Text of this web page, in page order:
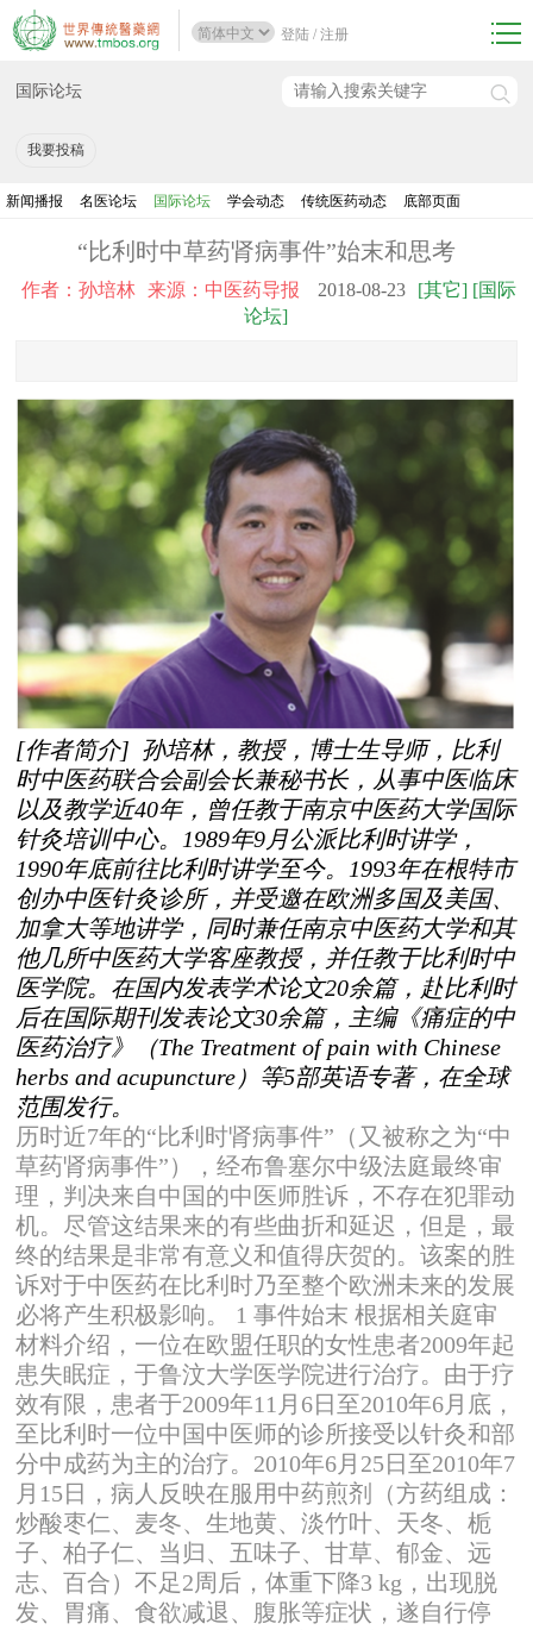
登陆 / 注册
国际论坛
我要投稿
新闻播报 名医论坛 国际论坛 学会动态 传统医药动态 底部页面
“比利时中草药肾病事件”始末和思考
作者：孙培林 来源：中医药导报 2018-08-23
[其它] [国际
论坛]
[作者简介] 孙培林，教授，博士生导师，比利
时中医药联合会副会长兼秘书长，从事中医临床
以及教学近40年，曾任教于南京中医药大学国际
针灸培训中心。1989年9月公派比利时讲学，
1990年底前往比利时讲学至今。1993年在根特市
创办中医针灸诊所，并受邀在欧洲多国及美国、
加拿大等地讲学，同时兼任南京中医药大学和其
他几所中医药大学客座教授，并任教于比利时中
医学院。在国内发表学术论文20余篇，赴比利时
后在国际期刊发表论文30余篇，主编《痛症的中
医药治疗》（The Treatment of pain with Chinese
herbs and acupuncture）等5部英语专著，在全球
范围发行。
历时近7年的“比利时肾病事件”（又被称之为“中草药肾病事件”），经布鲁塞尔中级法庭最终审理，判决来自中国的中医师胜诉，不存在犯罪动机。尽管这结果来的有些曲折和延迟，但是，最终的结果是非常有意义和值得庆贺的。该案的胜诉对于中医药在比利时乃至整个欧洲未来的发展必将产生积极影响。 1 事件始末 根据相关庭审材料介绍，一位在欧盟任职的女性患者2009年起患失眠症，于鲁汶大学医学院进行治疗。由于疗效有限，患者于2009年11月6日至2010年6月底，至比利时一位中国中医师的诊所接受以针灸和部分中成药为主的治疗。2010年6月25日至2010年7月15日，病人反映在服用中药煎剂（方药组成：炒酸枣仁、麦冬、生地黄、淡竹叶、天冬、栀子、柏子仁、当归、五味子、甘草、郁金、远志、百合）不足2周后，体重下降3 kg，出现脱发、胃痛、食欲减退、腹胀等症状，遂自行停药。2010年8月，经家庭医生诊断为急性肾功能衰竭，并认为可能是中草药所致。2010年11月，经比利时肾病专家肾脏活检后确诊为“马兜铃酸导致的不可逆性肾病”，需要开始每日数次的肾透析治疗。这一病例事件在2011年1月21日汇报至比利时卫生和食品环境安全局，该局于2011年2月1日通知此病有95%的可能性是由于服用了含有马兜铃酸的中草药所致，并于2011年3月9日明确提出了是马兜铃酸引起。期间患者于2011年1月17日向警察局报案。根据病人向比利时媒体透漏得知，该病人于2013年夏将一侧坏死的肾脏摘除，并做了肾移植，同时另外一侧肾脏也由于同样原因患上肾癌，计划于2015年1月行肾移植。 在一审庭审辩论过程中，控方出示医生出具的相关肾病证明，检察官则出示了一份受法庭指定的、由鲁汶大学毒理学家Tytgat教授出具的检验报告，证明在送检一包含有上述中草药中检测到马兜铃酸成分，而在同时送检的另外3份也是患者从中医师处得到的中成药丸片剂，没有检测出这个成分，据此，控检方强有力地指控中国中医师对这件马兜铃酸中毒肾病事件负有不可推卸的责任，要求根据刑法第421条判处有期徒刑1年。此外，控检方提出索要高额赔偿并取消该中医医生的行医资格等要求。比利时媒体也跟踪报道了开庭庭审过程。从多家当地媒体报道来看，舆论偏向于控检方，既配上了照片，又有诸如“施毒者可被判入狱——患者由于草药摘除两个肾脏”[1]，“针灸师使用有毒草药可被判入狱”[2]，等等吸引眼球的标题，都对事件产生了舆论效应[3-4]。 比利时鲁汶法庭于2015年1月23日对此案进行了公开审理，列举了大量中国中医师的犯罪事实，如中国中医师知道购自英国伦敦的中药商曾有过因马兜铃酸事件被法庭判罚的在案记录，且知道这些中草药可能含有马兜铃酸或者被其污染，仍给病人服用，在病人反映服药不适，并出现了一些马兜铃酸中毒症状之后无动于衷，最终导致患者发生肾衰。法医已经证实患者患病时间与服用中草药的时间是相吻合的。所以，中国中医师犯罪事实确凿，极其严重，对无辜患者造成严重伤害，故判处中国中医师有期徒刑1年，缓刑3年，并附带一些其它惩罚和民事赔款。 从公布的一审判决书来看，法官对于该事件的判决具有比较明显的倾向性，因为判决书中基本上采用了控检方的证词和指责，而对于辩方律师的申诉和当事中医师的辩解基本没有被采用和信任，当事中医师对一审判决书存在诸多质疑。比如，明明当事人从英国订购了这批中草药，也具备订单和正式原始发票，在时间和内容上也吻合一致，并由辩护律师出示给了法庭，可是，在判决书中却出现了“当事医生对事件没有足够的认识，订药没有订单和发票，仅仅是通过电话订药，而且在收到订单时没有对所订中草药进行必要检查和确认就直接给病人服用。”此外，早于该事件数年前这家英国中草药公司发生的事件也被再次提及，当时这家正式注册的英国中草药公司收到通知规定，已经将可能含有马兜铃酸的龙胆泻肝丸做了仓库封存，停止对外销售，可是却被相关部门查获，并以该成药没有及时销毁为由上诉法庭，被罚款500多英镑。控方律师以此证明这家英国中药公司声誉不好，有不良资质记录，继而上升为该公司曾经也发生过马兜铃酸事件。而这些一面之词却被一审法庭采纳，作为犯罪证据。客观地讲，这两件事时间跨度上有数年之久，英国执法与判案也与本次事件没有因果关系。 另外的疑点还在对于患者处理的过程。尽管庭审中当事中医师在反驳控方指出的得知病情之后没有及时处理中指出，在服用中药近2周后，病人无任何不适，因此中医师继续向该英国中草药公司再次订货。如果病人当时就反映不适，中医师也不会贸然再给患者订货。随后患者反映不适，中医师立即嘱咐病人停药观察，并非患者自行停药。而一审的判决中却出现了中医师对患者服药出现的不良反应无动于衷的指责。 总之，上述来自控方的说辞都表现出当事中医师不负责任。 最关键的疑点还在于所有的检查报告和证明。家庭医生和法医在没有得到相关确凿证明之前为什么就得出患者的肾病是由于服用中草药导致的结论？肾病的产生可以由多种因素造成，所谓“中草药肾病”这一定义在学术界尚存争论，而先入为主的主观偏见对于整个事件的判断是不客观、不科学的。既然肾病学家得出的是“中草药肾病”这样一个结论，就需要有特别的依据支持这个结论，即在肾脏活检中找到马兜铃酸复合物，而缺少这个证据就不可能成立这个诊断。而且，在肾摘除之后的病理活检中检测到马兜铃酸复合物是最具说服力的证据之一，但是为什么辩方始终没有提供这个证明呢？缺乏这么重要的证据，法庭如何判定这就是“中草药肾病”的呢？ 至于鲁汶大学出示的在送检中草药中找到马兜铃酸的权威检测报告，既然使用了先进的高效液相色谱-二级管阵列检测、超快液相色谱-质谱检查方法，那么，根据这个结果自然就会得出定量分析的报告，并可以具体得出哪一味中草药含有马兜铃酸成分。无论是对患者还是对当事中医师，这份报告都是最关键的证据之一，必须具备科学性、准确性、客观性和可重复性原则，才经得起第三方的重复检验。令人遗憾的是这份权威报告上没有上述结果，却成为了法官判决支持当事中医师犯罪的有力证据。这里还必须指出的一个事实是，在鉴定马兜铃酸的过程中，人为的不当操作有时也会导致假阳性的出现，而为了证明不是人为的问题，只要重复实验就可证明，也就是说，在没有定量的前提下，极其细小的操作失误也会在草药标本中检测到马兜铃酸。 当事中医师最大的质疑在于量刑与处罚之间的本质区别。如果当事中医师有意违禁或者隐瞒使用禁药，那就如患者所指责的是明知故犯，属于犯罪行为。但是，如果是意外操作，或者是供货商供货出现的质量或是假冒伪劣产品，甚至所订购中草药被霉菌以及马兜铃酸污染，那最多只能算意外事故，应该追究供货商的责任，作为当事中医师也只能是属于民事纠纷，因为这个事件结果并非当事中医师可控范围，毕竟肉眼无法鉴定所订中草药是否含有马兜铃酸从而避免此事的发生。可是，判决结果却出乎意料之外。 一审的庭审中也出现了令人欣慰的一幕。由于控方无限夸大事件的性质，将其定性为一起明知故犯和刻意犯罪行为，主张法庭判处当事中医师的罪行，而当事中医师的医疗保险公司也借机推卸保险责任，但遭到了法官的拒绝。法官反驳保险公司的不担当行为，并判决他们需要支付保险金额。 2 往事回眸 布鲁塞尔肾病事件是偶然被发现的。事情的经过大致如下：1990—1992年，布鲁塞尔在短时间发生了多例年轻女性患有慢性间质性肾炎，从而引起了肾病科医生对流行病学的思考，因为从流行病学的角度来看，这类病人患病率不是很高。1989—1990年期间，每年有1例，1991年出现了3例，到了1992年上半年已经发生了6例病案。肾病科专家和流行病学专家进而对布鲁塞尔7个肾透析中心的数据进行了采集，在进一步调查中得知这些年轻女性都在同一个减肥诊所服用了减肥混合药物而导致肾间质性纤维化，而无肾小球肾炎。调查发现这个位于布鲁塞尔的诊所在过去15年一直进行减肥治疗，从未发生过任何医疗事故。可是，自从在原有的西药胶囊中加入了防己和厚朴的浓缩药粉之后，就出现了肾功能的损伤[6]。仅在布鲁塞尔自由大学肾病中心就有105例病人就诊。这些病人中有43例患有肾功能衰竭，其中有12例进行透析等待肾移植，31例成功进行了肾移植，其中30例进行了尸体肾移植，1例成功接受了丈夫的肾移植。 这是第一次发生大规模草药中毒事件，比利时该事件在国际范围内引起巨大轰动。大量科学数据最终证实导致肾病事件的罪魁祸首是马兜铃酸。1992年在事件发生和公布的同时，比利时政府部门当即作出严禁厚朴和防己在比利时进口、流通和临床使用。此次事件之后，2000年6月8日比利时医学研究者Nortier等人[5]在《新英格兰医学杂志》发表了一篇题为《泌尿系统癌症与服用中药（广防己）有关》的研究报告，国际媒体上也不时出现“中药可能致癌”等危言耸听的报道，美国食品和药品管理局（FDA）同时在网上列出了防己等数十种含有马兜铃酸的草药和相关产品，包括马兜铃、木通、木香等多味中草药和八正丸、当归四逆丸、跌打丸、龙胆泻肝丸、冠心苏合丸等14种中成药，并警告生产商、零售商、消费者这些草药有肾脏毒性和致癌风险[6]。一时间中药不安全的言论在国际范围内沸腾。 世界肾病医学界的一个新的医学名词——“中草药肾病”“比利时肾病事件”就是在这个背景下出现的。为此，来自中西医学界许多医生，如美国的李永明[7]、樊蓥、陆卫东和来自英国的马伯英[8]等在关键时刻挺身而出，捍卫中医药的声誉，并引起了西方医学界的共鸣。来自比利时安特卫普大学医学院的Marc E. De Broe教授就于2012年在《Kidney International》杂志上发表文章，支持取消使用中药来命名这个肾病，主张采用“马兜铃酸肾病”[9]。经过上述专家的争取，学术界一致通过，在国际权威专业书籍中也都使用“马兜铃酸肾病”这一名称。 “比利时肾病事件”过去近30年，在全世界范围之内也没有出现类似大规模的医疗事故。可见，当时比利时肾病事件仅仅是一个偶然巧合或者事故，无需拔高和夸大。中国是一个中草药使用大国，历史悠久，这些药物历代都在使用，中国的肾病发病率比国际肾病发病率低，这都表明这些中药是可以安全使用的[10]。尽管如此，“中药可能致癌”的新闻在比利时乃至整个西方国家仍然产生了很大的反响。1999年4月29日当时的比利时卫生部部长（We Colla）提议通过的针灸等4项替代医学立法草案就没有包括中草药的立法，将针灸从中医这个整体中割裂开来，其原因可能是所谓的“中草药不安全”。 3 现实遭遇 由于受到“中草药肾病”事件的消极影响，中医药在比利时的发展受到极大的限制，民众普遍对中医药，特别是中草药的安全性产生了质疑。在比利时很少有病人愿意服用中草药，即使中医医生反复解释和介绍，病人一旦向其家属或者家庭医生、专科医生提到服用中药时，均被告知它们不安全，要求立即停药，否则出现的任何副作用不予负责，吓得病人立刻停止服用。数十年来，比利时没有一家中草药商店，中医医生也大多靠针灸一种方式经营诊所。“比利时肾病事件”以来的20多年内，比利时中医学院的招生人数始终徘徊不升，中草药班的学生总是寥寥无几，往往多年招生空白，倒不是不认可中草药的疗效，而是对学习中草药的自信不够，担心稍有不慎酿成事故，不是坐牢就是判刑，顾虑风险太大，实在得不偿失。比利时各类中医针灸协会的人员也仅有不足400人，总体中医会员人数与荷兰相比低得多。1999年4月通过的针灸等替代医学的立法草案也在今年比利时卫生部部长的动议下正式停止实施。而在基本没有受到这个事件直接影响的邻国荷兰，中医药得到长足的进步，从业人员从20多年前的数百人发展到现在近4,000人，大小中医团体都在为传播中医药、服务民众的健康而努力。总之，所谓的“比利时中草药肾病事件”严重阻碍了中医药在比利时的发展，或许没有当年“比利时肾病事件”的消极影响，中医药在比利时甚至欧洲将会是另外一个局面和现状。 4 跨国合作 比利时中医药联合会会长林国明得知这个事情之后，对90年代发生于比利时肾病事件进行了分析，指出那次中药中毒事件纯粹是误服药物所致，医生将广防己误当成汉防己给病人长期服用而导致中毒，并不是按常规服用中药而导致的毒副作用。在没有禁止防己和厚朴中药的比利时附近国家，如德国、荷兰、法国、卢森堡等国，就没有服用中草药导致肾衰的报道。美国也尚没有一例中药导致肾衰的报道[4]。而这次当事医生的事件与上次事件没有任何关联，更不可能混为一谈。联合会的薛少敏和陶丽玲医生也给予了大力支持，林会长委托了副会长兼秘书长孙培林教授于2014年12月与当事医生联系，并积极支持上诉。当时的当事中医师的律师也分析了上诉的可能性，就一审判决情况来看，如果我们没有新的证据提交给法庭，二审还是会维持原判，也有对当事中医师加重判刑的可能。而就目前手上的材料来看，上诉的结果并不乐观。孙培林教授与当事中医师仔细探究了一审的判决结果，决定坚持上诉，并试图增强辩护律师团队。如果决定上诉就要进入一个比较长的周期应付法庭的调查和庭审，另外，聘请两位律师来辩护就会增加很大的律师费用的支出，也不符合以往先例。于是孙培林专门去找了比利时有关针灸协会的领导，并成功说服他们得到了批准。 随后孙培林教授将这次“比利时肾病事件”的消息通过各种媒体渠道，在全世界海外中医团体中发布，寻求专业指导和帮助，希望找出专业破绽和法律疏漏。消息一经发布立即得到了广泛的响应。各个专家教授在看完相关证词和判决之后，表示不接受这样不科学和不客观的判决。南京中医药大学教授蔡宝昌和中药鉴定学家潘阳，南京中医药大学海外校友杨观虎、周蕾、樊蓥、王天山、徐光丕、王久林等，以及来自海外的中医药专家李永明、田海河、马宁、魏辉、路玉滨、柳江华、张伟英、蔡剑和George He等从科学角度指出了马兜铃酸的检测过程和医学报告不够严谨和科学，认为仅凭这些检查报告和肾脏活检不足以证实病人的肾衰与服用这些中草药有直接关系，并强烈要求送第三方权威草药检测机构检测。美国的路玉滨教授首先开展募捐活动，对当事中医师给予经济支持。马宁教授立即将此事通知了国内的中医领导。柳江华和王天山教授从比利时马兜铃酸检测的报告方面指出了有待商榷之处。周蕾教授对比利时的“马兜铃酸检测报告“中的有关结论进行了反驳。张伟英老师将大家的中文稿翻译成了专业英语，杨观虎教授得到这个英语稿之后，专门请教了专业律师，请他提出修改意见并从法律角度回击控方的言论。英国的马伯英教授提供了数年前在英国马兜铃酸案件的相关法律报刊和证词发来，并特地要求来比利时为当事中国医生当庭辩护。如果当初没有这些同仁们的帮助，当事中医师极有可能再次败诉，可见，海外团结合作是赢得这场上诉的关键一步。很快，一份专业科学、客观公正的反驳证词形成并交给了辩护律师。 5 二审难点 当事中医师无法接受一审判决结果。根据法律规定，如果不服判决，就必须在规定时间内提出上诉，并提出充足的论据，否则表示完全接受判决和处罚。这不仅影响着当事医生的个人发展，对整个中医药在比利时发展都有极大的负面影响。 可是，要推翻一审的判决，就要推翻控检方的两份证明，一份是来自鲁汶大学医院的关于肾脏活检的报告，另外一份就是检测到马兜铃酸的报告。辩护律师曾经要求对方出示肾活检的详细报告，指出如果没有在活检组织中找到马兜铃酸就不能成立所谓“中草药肾病”之说，另外，还要求公布鲁汶大学的检测结果，并要求定量和重复检查，可惜都没有得到法庭的批准。看来这条推翻实验报告的途径已经被堵死，当前只能证明事发偶然，绝非刻意所做，尽量将刑事罪行变为一般民事纠纷。这也是一大难点，因为前面的二份报告已经将所谓的事实摆在了法官和大家的面前，再去否认只能是徒劳了。 在与律师商量讨论时，为了克服第二个难点，律师与当事中医师出示了大量的证据，作者与另外一个经验丰富的中草药专家也加入证人的行列，从侧面开始辩论和反驳：（1）当事医生是一位受过严格的专业训练和技能培养的国内大学毕业的中医师，并有丰富的临床经验，且当事医生没有任何其他一位患者患有这个疾病；（2）当事医生知道这些所用中药的使用规范，包括剂量都符合中药药典法规；（3）当事医生确信这些中草药不含有任何马兜铃酸，至于送检中草药中发现了马兜铃酸，可能来自本身检测过程中的污染，或者仓存运输过程中的污染，即使受到污染，也不是肉眼可以鉴别出来的，不在中医师可控范围内；（4）从2010年7月患者接受这些中草药到2011年6月27日出具的检测报告期间，有近1年，时间跨度很长，中草药在这段时间内也有被污染的可能；（5）被送检的这包中草药是直接从患者那里得到的，存在他人人为添加马兜铃酸的可能；（6）当事医生所订购中草药来自于英国正式注册的公司，符合欧盟相关法律规定；（7）马兜铃酸事件之后，从2000年起整个欧洲根本不可能允许含有马兜铃酸的中药进口，当事中医师也不可能进口到此类中草药；中国相关政府部门也于2004严禁含有马兜铃酸的中草药和中成药在国内市场销售和出口；（8）含有马兜铃酸的中草药一般用来治疗肥胖症、风湿和泌尿系统疾病，而该病人前来治疗失眠症，没有任何理由使用含有马兜铃酸草药的中草药；（9）上次“比利时肾病事件”中服药12个月以上才发生肾衰，而该病人服用这些中草药仅仅2周，绝对不符合上述事件的时间跨度；（10）病人与当事医生之间素不相识，没有恩怨纠葛，故不存在刻意投毒陷害的可能；（11）病人长期以来服用Seroquel 200和Stilnoct等安眠药物，而根据药典法规此类药物也可以导致肾衰的发生；（12）请法庭调查患者既往病史和用药记录，查看病人既往有无肾脏疾病。 6 判决亮点 本案的胜诉不仅归还了中医师的清白，也肯定了只要按照药典规范操作，中草药就是安全的事实。此外本次判决过程中，辩护律师精湛的专业背景和二审法官公正严明的判决都是值得赞赏的。 从决定上诉之日起，辩护律师就开始准备，本来计划聘请两位专业律师上场辩护，在新律师还没有加入之前，原一审的律师便突然退出了律师组。也许是觉得案件本身太复杂已无翻盘希望？抑或拿不出新的证词和证据，认为辩护已无意义？ 一般来说，中途更换律师对于法庭和我方来说是一个不祥的征兆，但当事中医师这次聘请的法学博士律师是大学兼职教授，具有丰富的法学专业知识和多年医疗案件的辩护实践经验，在比利时声誉很高。 辩护律师了解了当事中医师的申诉反驳证据和观点之后形成了上诉文本。在近两年期间，按照规定和程序，经历了律师之间、律师与法庭之间的证词交换，对方辩护律师再也没有任何其它的辩护证词了，终于有了胜券之势。判决法官小组在经过了近2年的研究和采集证据之后，综合考虑各方面的证词，以法律为准绳，以事实为依据，对案件作了终审，判当事中医师胜诉，而且不带有任何附加的刑事和民事犯罪记录以及赔款和处罚，还了当事中医师清白和公正。 翻开二审的判决书，整个法官措词和阐述都在推翻一审的结论，从完全不同的角度为切入口，将视角着重于案件本身的有意和无意、可控和非可控的定位上，崭新的思维和分析逻辑立刻将所有的矛盾抛开，直接进入有罪还是无罪的主题。如果非刻意，那就无罪，则不需要担负所有法律责任。 与一审相反，二审基本全部采用了辩护律师的证词，花了较大篇幅重复了当事中医师的专业背景和正确的治疗过程，证明了当事中医师是无罪的。当法庭那一声庄严而嘹亮的法槌敲响时，所有的医疗证明、法医鉴定以及大学权威教授出具的种种证明都不再说明什么。 不得不提及一审判决书中对人性尊重的亮点：一审法官在对此案作出判决之后，紧接着占用了判决书近10页（超过判决书一半）的篇幅，来说明如何对患者进行理赔，涉及工作、经济、身体、心理、伦理、日常生活、家庭、甚至性生活和业余乐趣等方面，包括出行汽车的设置和安装修改都进行综合评估，考虑理赔。当然这些经济理赔是建立在控方为受害者的基础上，否则都是空谈。 7 启发教训 由于费用昂贵、手续复杂、从业人少等因素，中医人在比利时开设的诊所绝大多数是单人诊所，相对来说同行交流机会不多。事件发生之后，当事中医师自知问心无愧，便没有充分收集材料证据，认为完全不用依赖辩护律师就能证明清白，所以当被患者律师和检察官出示多份不利于事件的证明时，当事中医师心理防线一下就被击溃。回顾整个事件经过，总结了此次的经验教训，为以后类似情况的发生提供借鉴。 7.1 精心专业准备 无论是当事中医师本人，还是辩护律师，都要从法律角度去研读对方的措辞和指责，不能以为法律是依据事实判案就掉以轻心。毕竟，法律也有盲点，法官也不是肾病医学专家。如果当事人无法提供一些有利和有力的证词证据，律师无法拟出有说服力的辩护书。一旦遇到对方强势，证据链比较牢固，专家级别的证词比较多，法庭的走势就会迅速倾向于对方，加上媒体和大众的流言效应，最终错失良机。当事中医师受案时，心理准备和材料准备都相当不充分，这是导致一审败诉的原因之一。 7.2 重视一审判决 由于比利时的法庭是两级审判制，一审往往是1个法官就可以判决定调，二审一般是由3个法官组成的判案小组，并由审判长负责，作出最终审判。二审的判决结果，如果不是程序失误，极少情况下可以翻案。此外，一审的判决结果往往在一定程度上对二审结果影响重大，左右二审法官先入为主的思维定位。而本次中医师没有足够的重视和准备，轻视了一审的程序过程，使得法官在整个判决书上将事件定性为犯罪事实。当事中医师并没有亲眼看到肾脏活检报告、既往肾脏功能和服药记录，所有的辩护和反驳都显得苍白无力。 其实，在法官判决书形成之前，律师与法庭之间有几次相互提供证据和证词的过程。这是一个公平和公开的程序，而且在时间上可以保证双方的利益得到保护。可惜当事中医师却没有把握好最宝贵的辩护阶段，反驳证据都没有被法官采纳。 7.3 加强通力合作 一般海外中国人对当地的法律法规不熟悉，大多谨小慎微，一旦遭遇法律纠纷往往采取低调的处事方法，尽量大事化小，小事化了，可能给对方留下胆小怕事的印象。一审时，当事中医师将这个案子当成自己的个案，没有去寻求朋友和专家的帮助。二审时，当事中医师吸取了一审的教训，在保护自己隐私的前提下，将案子的来龙去脉展现给同道们，请他们帮助分析一审败诉的原因、对方证据的弱点以及如何从另外一个角度去反驳指责，以推翻一审的结论。这次国际中医师们的通力合作，彰显出海外中医师的精诚合作、团结协调和真才实学。 7.4 严格行业自律 当事中医师提供的草药订单和原始发票在时间上和内容上都相一致，在对待患者的治疗手段和程序上始终执行行业规定和标准，既没有草率处理，更没有乱开处方等，以及其扎实的专业背景和临床经验，尽管这些一审时没有被采纳，但是二审时得到法官认可，加上其它重要证据，判决当事中医师无罪，完全推翻了一审对当事中医师的不实之词，可见中医师在行业自律方面的重要性。 目前海外的中医从业人员，并不是每一个都接受过高等中医教育和严格临床培训。海外的入行标准高低不平，管理方面也没有严格统一的全球标准，这是有待提高的。因为，一旦海外个人出现临床失误就会落人口舌，被媒体夸大和拔高，被说成是一个行业整体的通病。 7.5 消除负面影响 从90年代“比利时肾病”事件起，中草药安全性的讨论就一直不绝于耳。为什么类似事件只有比利时是高发国家，其它国家鲜有系统的报道？而且，事情过去20多年了，包括中国在内的国家没有再次发生类似事件，这说明那次比利时事件仅仅是一个偶发情况，不是普遍事件，把个案的发生提升到所有中草药安全性的质疑本身就是以偏概全，没有科学严谨性。 世界上用草药治疗疾病或者健康保健的历史悠久，并不是中医独创，包括比利时在内也同样使用各类草药制剂，在市场上出售或用于临床。为什么国际市场上现在一见到中草药就与不安全划等号，这样的做法与90年代比利时所发生“比利时肾病事件”是有关联的。在过去的20年，关于马兜铃酸对人体的影响和毒副作用的有说服力的权威论文鲜见，特别是针对马兜铃酸的负面影响，阐述其中毒剂量、症状和对策，从而消除人们对中药毒性的误解，进而消除国际上一谈到中草药中毒事件就关联到马兜铃酸的现象。来自新加坡和中国台湾的研究人员于今年10月发表于美国《科学转化医学》杂志一篇题为《台湾及更广亚洲地区的肝癌与马兜铃酸及其衍生物广泛相关》论文[11]，通过外显子测序，发现接触过马兜铃酸中药的患者肝癌组织中有较高频度的基因突变，推测肝癌的发生可能与马兜铃酸有关。此文在国际和国内被广泛地传播，甚至有将中国肝癌的主要致